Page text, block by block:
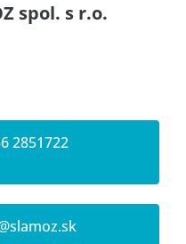
spol. s r.o.
2851722
lamoz.sk